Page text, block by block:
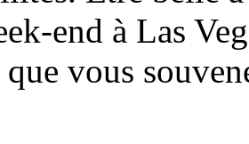
end à Las
vous